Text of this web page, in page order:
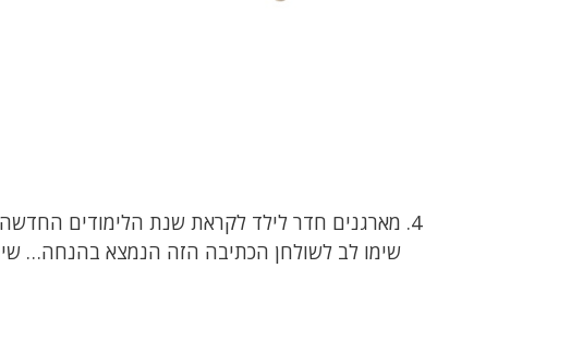
מארגנים חדר לילד לקראת שנת הלימודים
שימו לב לשולחן הכתיבה הזה הנמצא בהנחה…